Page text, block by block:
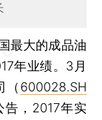
最大的成品油
年业绩。3月
（ 600028.SH
，2017年实